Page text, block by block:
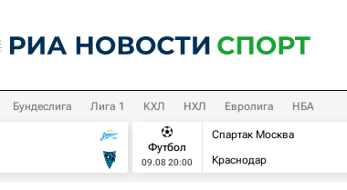
Бундеслига Лига 1 КХЛ НХЛ Евролига НБА
Футбол
09.08 20:00
Спартак Москва
Краснодар